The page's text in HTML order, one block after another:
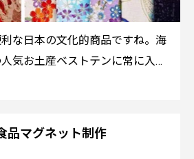
な日本の文化的商品ですね。海
気お土産ベストテンに常に入っ
品番号：OM52 風呂敷制作●参
品マグネット制作